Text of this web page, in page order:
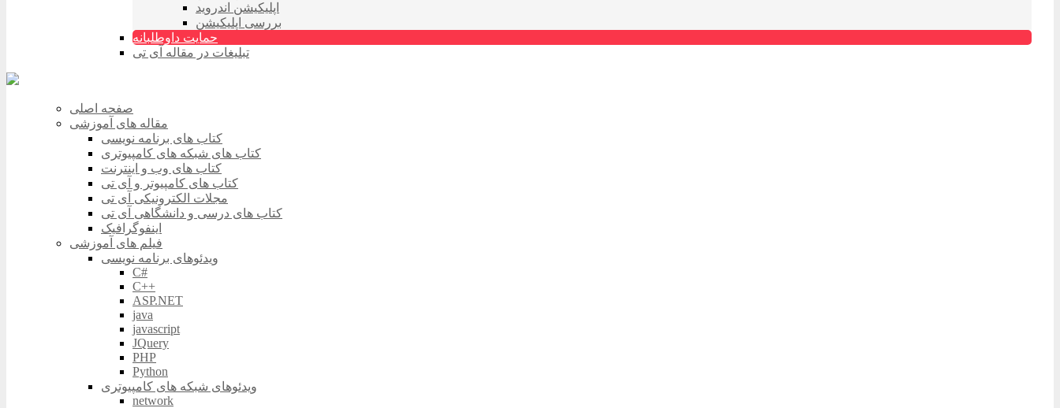
اپلیکیشن اندروید
بررسی اپلیکیشن
حمایت داوطلبانه
تبلیغات در مقاله آی تی
صفحه اصلی
مقاله های آموزشی
کتاب های برنامه نویسی
کتاب های شبکه های کامپیوتری
کتاب های وب و اینترنت
کتاب های کامپیوتر و آی تی
مجلات الکترونیکی آی تی
کتاب های درسی و دانشگاهی آی تی
اینفوگرافیک
فیلم های آموزشی
ویدئوهای برنامه نویسی
C#
C++
ASP.NET
java
javascript
JQuery
PHP
Python
ویدئوهای شبکه های کامپیوتری
network